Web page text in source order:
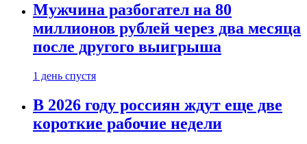
Мужчина разбогател на 80
миллионов рублей через два месяца
после другого выигрыша
1 день спустя
В 2026 году россиян ждут еще две
короткие рабочие недели